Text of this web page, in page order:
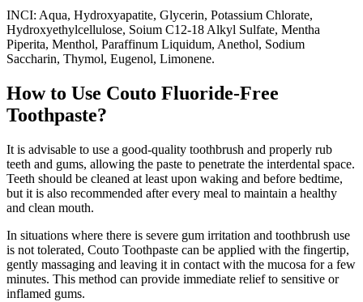
INCI: Aqua, Hydroxyapatite, Glycerin, Potassium Chlorate,
Hydroxyethylcellulose, Soium C12-18 Alkyl Sulfate, Mentha
Piperita, Menthol, Paraffinum Liquidum, Anethol, Sodium
Saccharin, Thymol, Eugenol, Limonene.
How to Use Couto Fluoride-Free
Toothpaste?
It is advisable to use a good-quality toothbrush and properly rub
teeth and gums, allowing the paste to penetrate the interdental space.
Teeth should be cleaned at least upon waking and before bedtime,
but it is also recommended after every meal to maintain a healthy
and clean mouth.
In situations where there is severe gum irritation and toothbrush use
is not tolerated, Couto Toothpaste can be applied with the fingertip,
gently massaging and leaving it in contact with the mucosa for a few
minutes. This method can provide immediate relief to sensitive or
inflamed gums.